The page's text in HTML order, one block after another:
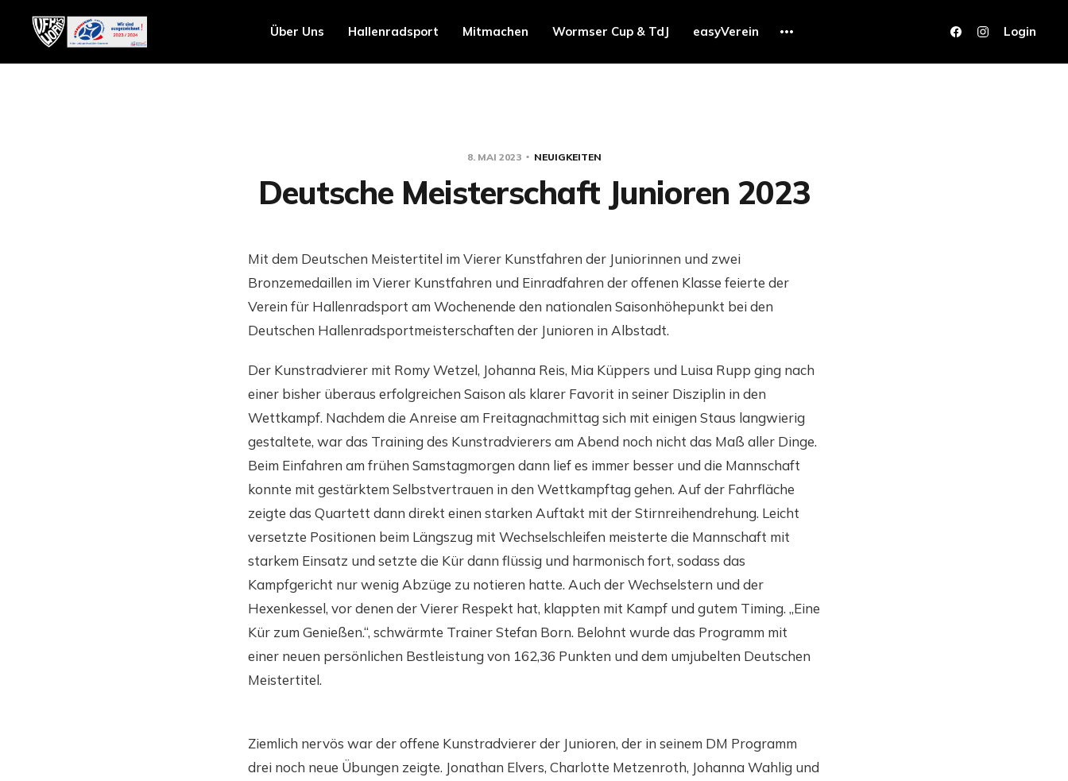
Über Uns Hallenradsport Mitmachen Wormser Cup & TdJ easyVerein Login
8. MAI 2023 NEUIGKEITEN
Deutsche Meisterschaft Junioren 2023
Mit dem Deutschen Meistertitel im Vierer Kunstfahren der Juniorinnen und zwei
Bronzemedaillen im Vierer Kunstfahren und Einradfahren der offenen Klasse feierte der
Verein für Hallenradsport am Wochenende den nationalen Saisonhöhepunkt bei den
Deutschen Hallenradsportmeisterschaften der Junioren in Albstadt.
Der Kunstradvierer mit Romy Wetzel, Johanna Reis, Mia Küppers und Luisa Rupp ging nach
einer bisher überaus erfolgreichen Saison als klarer Favorit in seiner Disziplin in den
Wettkampf. Nachdem die Anreise am Freitagnachmittag sich mit einigen Staus langwierig
gestaltete, war das Training des Kunstradvierers am Abend noch nicht das Maß aller Dinge.
Beim Einfahren am frühen Samstagmorgen dann lief es immer besser und die Mannschaft
konnte mit gestärktem Selbstvertrauen in den Wettkampftag gehen. Auf der Fahrfläche
zeigte das Quartett dann direkt einen starken Auftakt mit der Stirnreihendrehung. Leicht
versetzte Positionen beim Längszug mit Wechselschleifen meisterte die Mannschaft mit
starkem Einsatz und setzte die Kür dann flüssig und harmonisch fort, sodass das
Kampfgericht nur wenig Abzüge zu notieren hatte. Auch der Wechselstern und der
Hexenkessel, vor denen der Vierer Respekt hat, klappten mit Kampf und gutem Timing. „Eine
Kür zum Genießen.“, schwärmte Trainer Stefan Born. Belohnt wurde das Programm mit
einer neuen persönlichen Bestleistung von 162,36 Punkten und dem umjubelten Deutschen
Meistertitel.
Ziemlich nervös war der offene Kunstradvierer der Junioren, der in seinem DM Programm
drei noch neue Übungen zeigte. Jonathan Elvers, Charlotte Metzenroth, Johanna Wahlig und